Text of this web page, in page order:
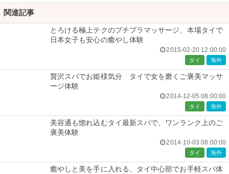
関連記事
とろける極上テクのプチプラマッサージ、本場タイで
日本女子も安心の癒やし体験
2015-02-20 12:00:00
タイ 海外
贅沢スパでお姫様気分 タイで女を磨くご褒美マッサ
ージ体験
2014-12-05 08:00:00
タイ 海外
美容通も惚れ込むタイ最新スパで、ワンランク上のご
褒美体験
2014-10-03 08:00:00
タイ 海外
癒やしと美を手に入れる、タイ中心部でお手軽スパ体